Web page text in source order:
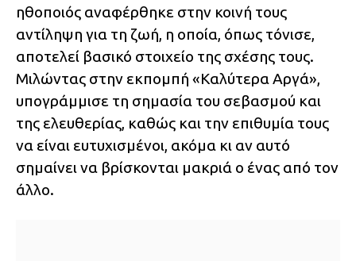
ηθοποιός αναφέρθηκε στην κοινή τους
αντίληψη για τη ζωή, η οποία, όπως τόνισε,
αποτελεί βασικό στοιχείο της σχέσης τους.
Μιλώντας στην εκπομπή «Καλύτερα Αργά»,
υπογράμμισε τη σημασία του σεβασμού και
της ελευθερίας, καθώς και την επιθυμία τους
να είναι ευτυχισμένοι, ακόμα κι αν αυτό
σημαίνει να βρίσκονται μακριά ο ένας από τον
άλλο.